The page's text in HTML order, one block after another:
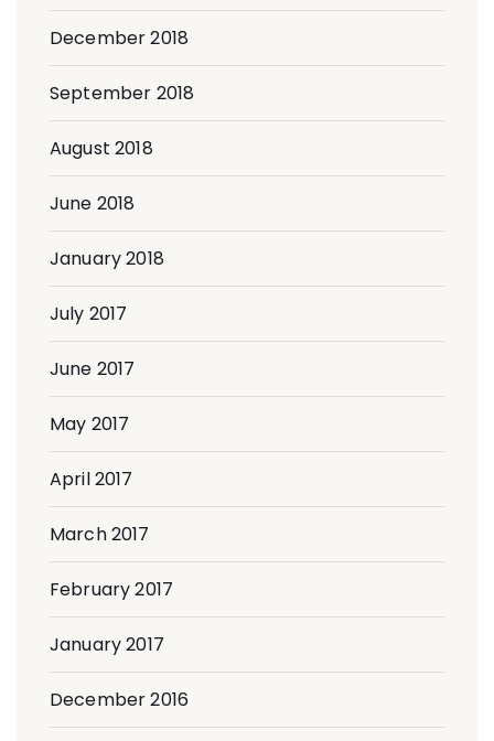
December 2018
September 2018
August 2018
June 2018
January 2018
July 2017
June 2017
May 2017
April 2017
March 2017
February 2017
January 2017
December 2016